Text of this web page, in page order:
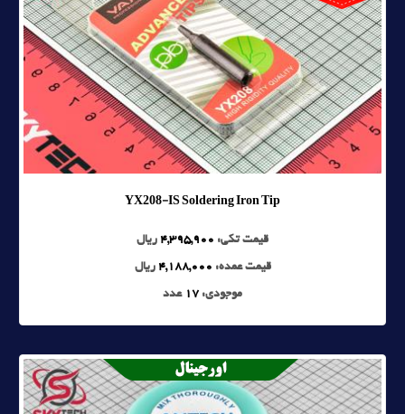
YX208-IS Soldering Iron Tip
قیمت تکی: 4,395,900 ریال
قیمت عمده: 4,188,000 ریال
موجودی: 17 عدد